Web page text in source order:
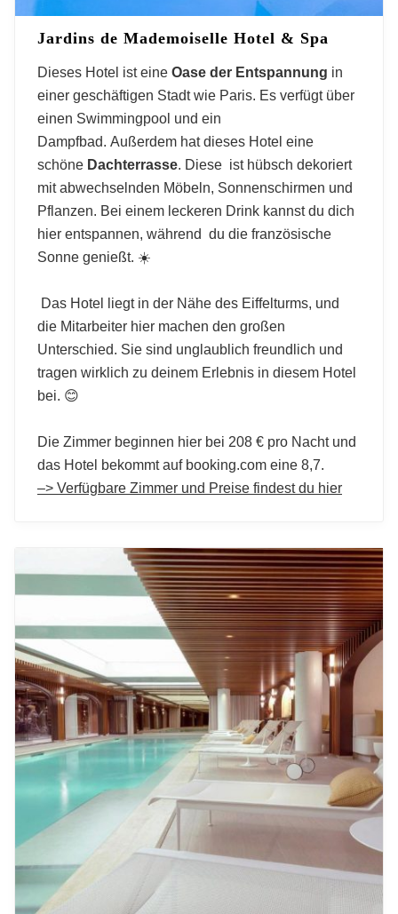
Hotels mit Schwimmbad
Jardins de Mademoiselle Hotel & Spa
Dieses Hotel ist eine Oase der Entspannung in
einer geschäftigen Stadt wie Paris. Es verfügt über
einen Swimmingpool und ein
Dampfbad. Außerdem hat dieses Hotel eine
schöne Dachterrasse. Diese ist hübsch dekoriert
mit abwechselnden Möbeln, Sonnenschirmen und
Pflanzen. Bei einem leckeren Drink kannst du dich
hier entspannen, während du die französische
Sonne genießt. ☀️
Das Hotel liegt in der Nähe des Eiffelturms, und
die Mitarbeiter hier machen den großen
Unterschied. Sie sind unglaublich freundlich und
tragen wirklich zu deinem Erlebnis in diesem Hotel
bei. 😊
Die Zimmer beginnen hier bei 208 € pro Nacht und
das Hotel bekommt auf booking.com eine 8,7.
–> Verfügbare Zimmer und Preise findest du hier